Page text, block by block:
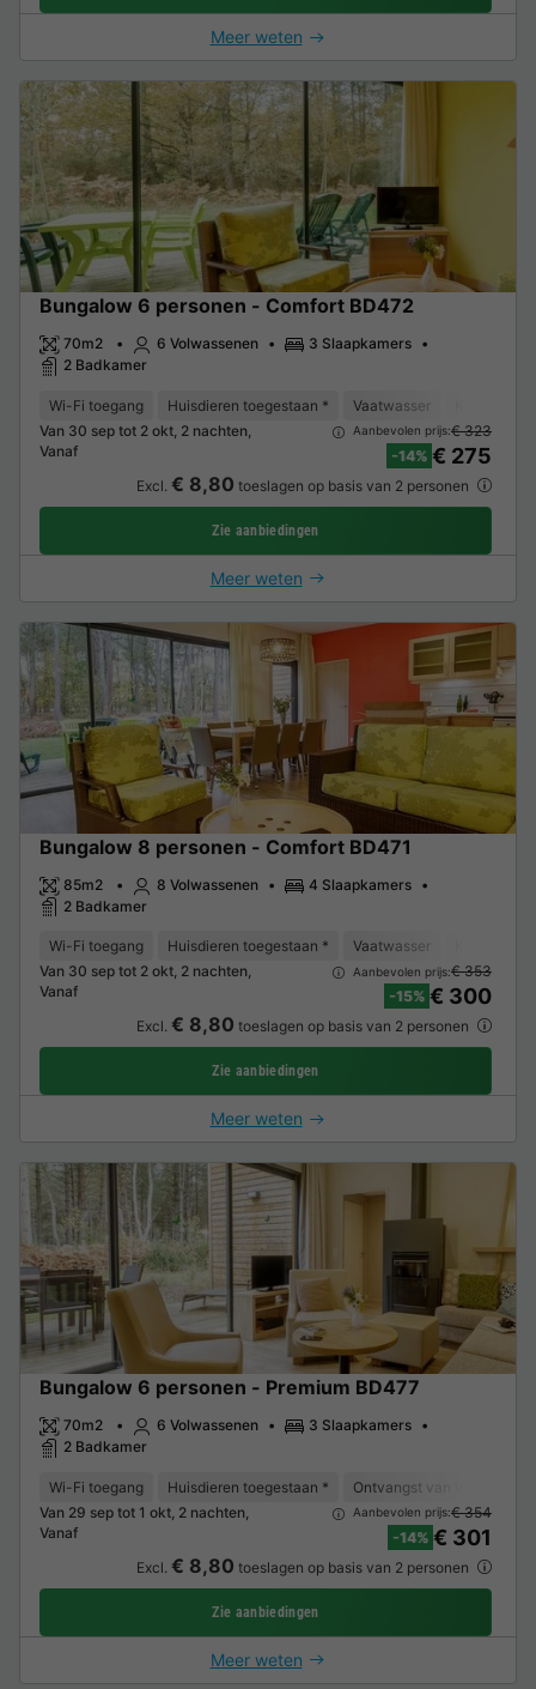
Meer weten
Bungalow 6 personen - Comfort BD472
70m2 6 Volwassenen
3 Slaapkamers
2 Badkamer
Wi-Fi toegang Huisdieren toegestaan * Vaatwasser
Van 30 sep tot 2 okt, 2 nachten,
Vanaf
Aanbevolen prijs:€ 323
-14% € 275
Excl. € 8,80 toeslagen op basis van 2 personen
Zie aanbiedingen
Meer weten
Bungalow 8 personen - Comfort BD471
85m2 8 Volwassenen
4 Slaapkamers
2 Badkamer
Wi-Fi toegang Huisdieren toegestaan * Vaatwasser
Van 30 sep tot 2 okt, 2 nachten,
Vanaf
Aanbevolen prijs:€ 353
-15% € 300
Excl. € 8,80 toeslagen op basis van 2 personen
Zie aanbiedingen
Meer weten
Bungalow 6 personen - Premium BD477
70m2 6 Volwassenen
3 Slaapkamers
2 Badkamer
Wi-Fi toegang Huisdieren toegestaan *
Ontvangst van
Van 29 sep tot 1 okt, 2 nachten,
Vanaf
Aanbevolen prijs:€ 354
-14% € 301
Excl. € 8,80 toeslagen op basis van 2 personen
Zie aanbiedingen
Meer weten